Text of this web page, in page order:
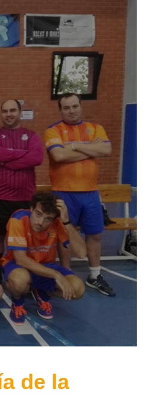
de la